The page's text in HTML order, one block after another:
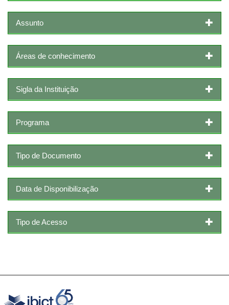
Assunto
Áreas de conhecimento
Sigla da Instituição
Programa
Tipo de Documento
Data de Disponibilização
Tipo de Acesso